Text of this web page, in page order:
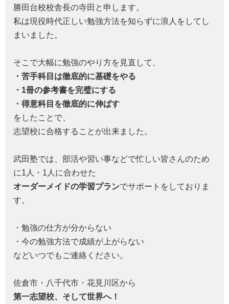
勝田台校校舎長の寺田と申します。
私は現役時代正しい勉強方法を知らずに浪人をしてし
まいました。
そこで大幅に勉強のやり方を見直して、
・苦手科目は徹底的に基礎をやる
・1冊の参考書を完璧にする
・得意科目を徹底的に伸ばす
をしたことで、
志望校に合格することが出来ました。
武田塾では、部活や習い事などで忙しい皆さんのため
に1人・1人に合わせた
オーダーメイドの学習プランでサポートをしておりま
す。
・勉強の仕方が分からない
・今の勉強方法で成績が上がらない
などいつでもご連絡ください。
佐倉市・八千代市・花見川区から
第一志望校、そして世界へ！